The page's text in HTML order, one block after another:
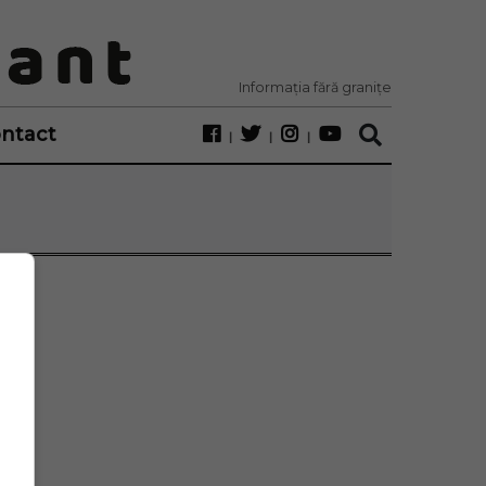
Informația fără granițe